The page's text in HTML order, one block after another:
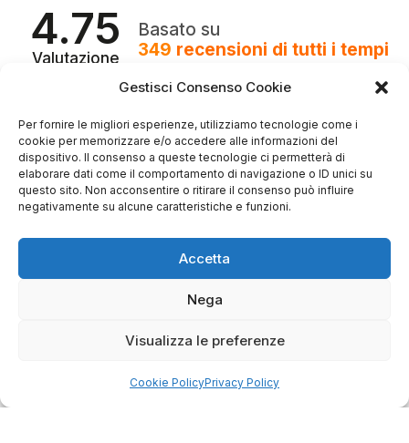
Gestisci Consenso Cookie
Per fornire le migliori esperienze, utilizziamo tecnologie come i
cookie per memorizzare e/o accedere alle informazioni del
dispositivo. Il consenso a queste tecnologie ci permetterà di
elaborare dati come il comportamento di navigazione o ID unici su
questo sito. Non acconsentire o ritirare il consenso può influire
negativamente su alcune caratteristiche e funzioni.
Accetta
Nega
Visualizza le preferenze
Cookie PolicyPrivacy Policy
4.75
Valutazione
Basato su
349 recensioni di tutti i tempi
Come raccogliamo le recensioni?
Commento del venditore
l'acquisto sia andato liscio, e che possiamo
Salvatore
verificato
Servizio clienti competente, lo consiglio.
0
questa settimana